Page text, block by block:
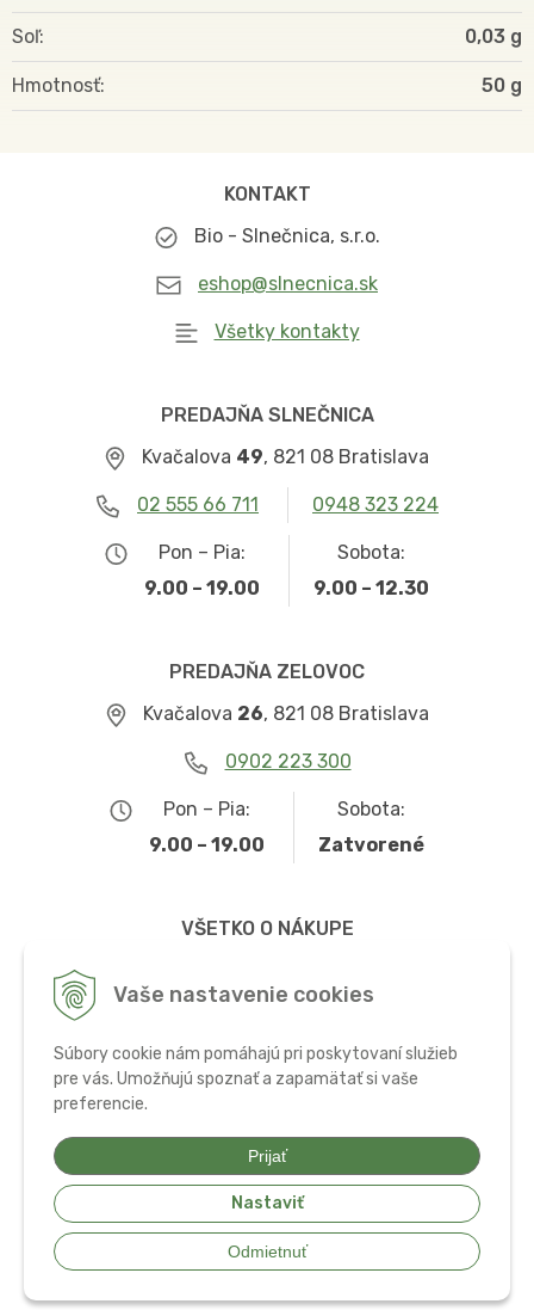
Vaše nastavenie cookies
Súbory cookie nám pomáhajú pri poskytovaní služieb
pre vás. Umožňujú spoznať a zapamätať si vaše
preferencie.
Prijať
Nastaviť
Odmietnuť
Soľ 0,03 g
Hmotnosť 50
KONTAKT
Bio - Slnečnica, s.r.o.
eshop@slnecnica.sk
Všetky kontakty
PREDAJŇA SLNEČNICA
Kvačalova 49, 821 08 Bratislava
02 555 66 711 0948 323 224
Pon – Pia:
9.00 – 19.00
Sobota:
9.00 – 12.30
PREDAJŇA ZELOVOC
Kvačalova 26, 821 08 Bratislava
0902 223 300
Pon – Pia:
9.00 – 19.00
Sobota:
Zatvorené
VŠETKO O NÁKUPE
Ochrana osobných údajov
© 2026 Bio potraviny, zdravá výživa a doplnky • tvorba eshopu cez